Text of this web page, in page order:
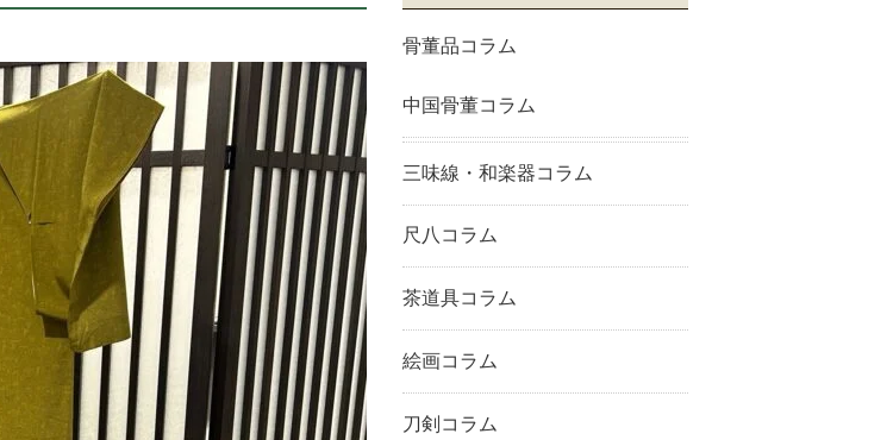
骨董品コラム
中国骨董コラム
三味線・和楽器コラム
尺八コラム
茶道具コラム
絵画コラム
刀剣コラム